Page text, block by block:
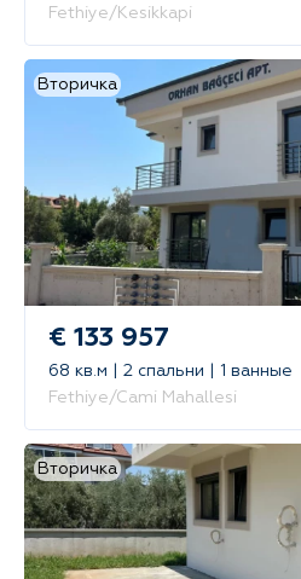
Fethiye/Kesikkapi
Вторичка
€ 133 957
68 кв.м | 2 спальни | 1 ванные
Fethiye/Cami Mahallesi
Вторичка